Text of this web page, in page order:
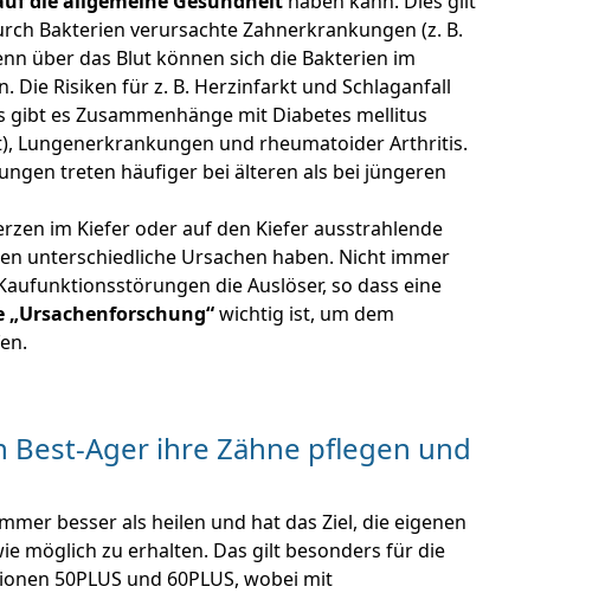
Bakterien verursachte Zahnerkrankungen (z. B.
über das Blut können sich die Bakterien im
Die Risiken für z. B. Herzinfarkt und Schlaganfall
gibt es Zusammenhänge mit Diabetes mellitus
Lungenerkrankungen und rheumatoider Arthritis.
treten häufiger bei älteren als bei jüngeren
im Kiefer oder auf den Kiefer ausstrahlende
unterschiedliche Ursachen haben. Nicht immer
die Auslöser, so dass eine
wichtig ist, um dem
Best-Ager ihre Zähne pflegen und
besser als heilen und hat das Ziel, die eigenen
möglich zu erhalten. Das gilt besonders für die
50PLUS und 60PLUS, wobei mit